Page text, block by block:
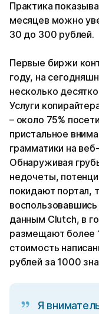
Практика
месяцев можно
30 до 300 рублей.
Первые биржи
году, на
несколько
Услуги
– около 75%
пристальное
грамматики на
Обнаруживая
недочеты,
покидают портал,
данным Clutch, в
размещают более
стоимость
рублей за 1000
Я